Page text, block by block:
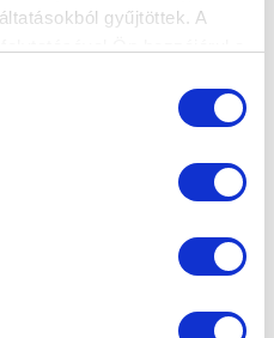
gyűjtöttek. A